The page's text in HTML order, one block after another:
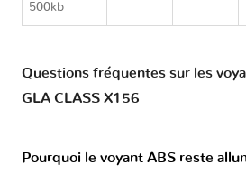
500kb
Questions fréquentes sur les
GLA CLASS X156
Pourquoi le voyant ABS reste